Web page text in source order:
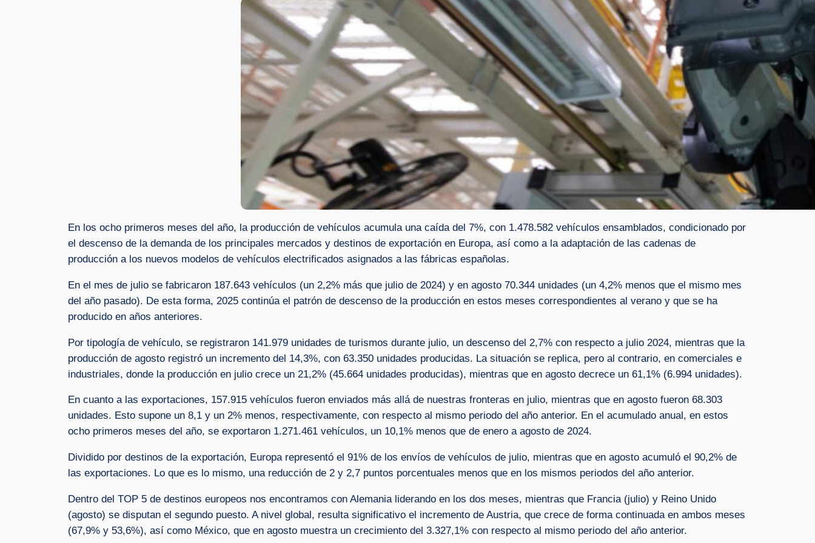
En los ocho primeros meses del año, la producción de vehículos acumula una caída del 7%, con 1.478.582 vehículos ensamblados, condicionado por
el descenso de la demanda de los principales mercados y destinos de exportación en Europa, así como a la adaptación de las cadenas de
producción a los nuevos modelos de vehículos electrificados asignados a las fábricas españolas.
En el mes de julio se fabricaron 187.643 vehículos (un 2,2% más que julio de 2024) y en agosto 70.344 unidades (un 4,2% menos que el mismo mes
del año pasado). De esta forma, 2025 continúa el patrón de descenso de la producción en estos meses correspondientes al verano y que se ha
producido en años anteriores.
Por tipología de vehículo, se registraron 141.979 unidades de turismos durante julio, un descenso del 2,7% con respecto a julio 2024, mientras que la
producción de agosto registró un incremento del 14,3%, con 63.350 unidades producidas. La situación se replica, pero al contrario, en comerciales e
industriales, donde la producción en julio crece un 21,2% (45.664 unidades producidas), mientras que en agosto decrece un 61,1% (6.994 unidades).
En cuanto a las exportaciones, 157.915 vehículos fueron enviados más allá de nuestras fronteras en julio, mientras que en agosto fueron 68.303
unidades. Esto supone un 8,1 y un 2% menos, respectivamente, con respecto al mismo periodo del año anterior. En el acumulado anual, en estos
ocho primeros meses del año, se exportaron 1.271.461 vehículos, un 10,1% menos que de enero a agosto de 2024.
Dividido por destinos de la exportación, Europa representó el 91% de los envíos de vehículos de julio, mientras que en agosto acumuló el 90,2% de
las exportaciones. Lo que es lo mismo, una reducción de 2 y 2,7 puntos porcentuales menos que en los mismos periodos del año anterior.
Dentro del TOP 5 de destinos europeos nos encontramos con Alemania liderando en los dos meses, mientras que Francia (julio) y Reino Unido
(agosto) se disputan el segundo puesto. A nivel global, resulta significativo el incremento de Austria, que crece de forma continuada en ambos meses
(67,9% y 53,6%), así como México, que en agosto muestra un crecimiento del 3.327,1% con respecto al mismo periodo del año anterior.